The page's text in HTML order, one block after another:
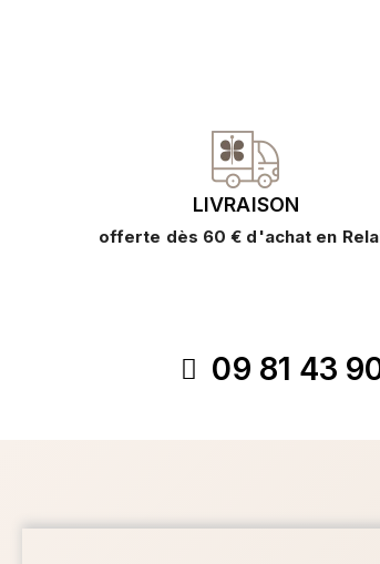
LIVRAISON
offerte dès 60 € d'achat en
09 81 43